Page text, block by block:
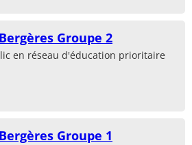
Groupe 2
en réseau d'éducation prioritaire
Groupe 1